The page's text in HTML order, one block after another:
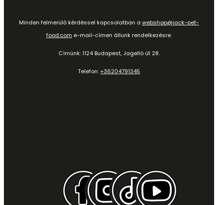
Minden felmerülő kérdéssel kapcsolatban a webshop@jack-pet-
food.com e-mail-címen állunk rendelkezésre.
Címünk: 1124 Budapest, Jagelló út 28.
Telefon:+36204791345